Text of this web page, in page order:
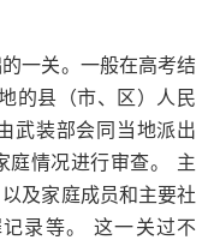
一关。一般在高考结
的县（市、区）人民
武装部会同当地派出
庭情况进行审查。 主
及家庭成员和主要社
录等。 这一关过不